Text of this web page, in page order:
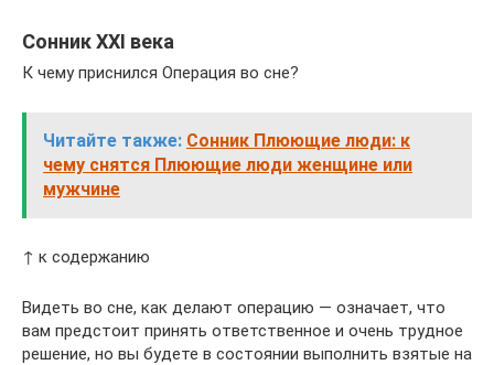
Сонник XXI века
К чему приснился Операция во сне?
Читайте также: Сонник Плюющие люди: к
чему снятся Плюющие люди женщине или
мужчине
↑ к содержанию
Видеть во сне, как делают операцию — означает, что
вам предстоит принять ответственное и очень трудное
решение, но вы будете в состоянии выполнить взятые на